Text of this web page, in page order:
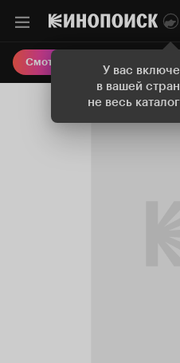
У вас
в вашей
не весь
Смотреть кино